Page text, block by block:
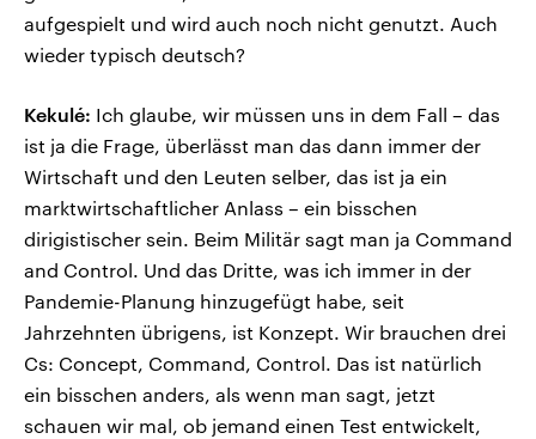
aufgespielt und wird auch noch nicht genutzt. Auch
wieder typisch deutsch?
Kekulé: Ich glaube, wir müssen uns in dem Fall – das
ist ja die Frage, überlässt man das dann immer der
Wirtschaft und den Leuten selber, das ist ja ein
marktwirtschaftlicher Anlass – ein bisschen
dirigistischer sein. Beim Militär sagt man ja Command
and Control. Und das Dritte, was ich immer in der
Pandemie-Planung hinzugefügt habe, seit
Jahrzehnten übrigens, ist Konzept. Wir brauchen drei
Cs: Concept, Command, Control. Das ist natürlich
ein bisschen anders, als wenn man sagt, jetzt
schauen wir mal, ob jemand einen Test entwickelt,